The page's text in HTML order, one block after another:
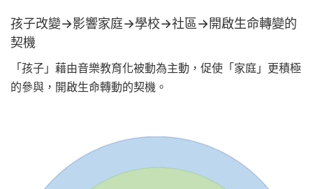
孩子改變→影響家庭→學校→社區→開啟生命轉變的
契機
「孩子」藉由音樂教育化被動為主動，促使「家庭」更積極
的參與，開啟生命轉動的契機。